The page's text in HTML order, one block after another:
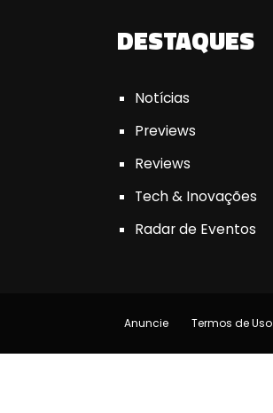
DESTAQUES
Notícias
Previews
Reviews
Tech & Inovações
Radar de Eventos
Anuncie Termos de Uso